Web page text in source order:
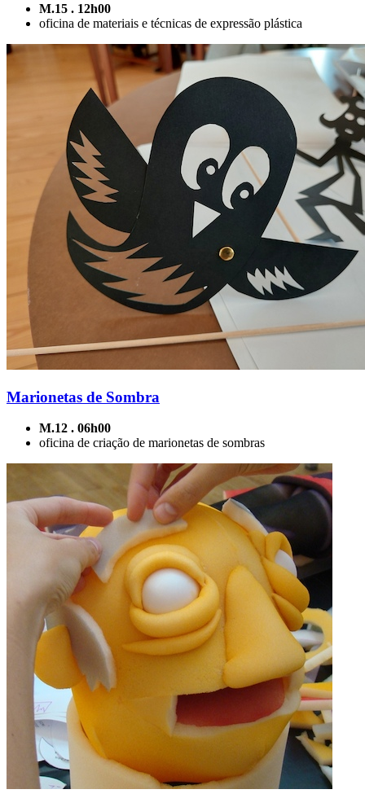
M.15 . 12h00
oficina de materiais e técnicas de expressão plástica
Marionetas de Sombra
M.12 . 06h00
oficina de criação de marionetas de sombras